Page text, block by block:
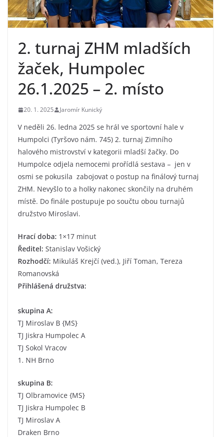
2. turnaj ZHM mladších
žaček, Humpolec
26.1.2025 – 2. místo
20. 1. 2025 Jaromír Kunický
V neděli 26. ledna 2025 se hrál ve sportovní hale v
Humpolci (Tyršovo nám. 745) 2. turnaj Zimního
halového mistrovství v kategorii mladší žačky. Do
Humpolce odjela nemocemi prořídlá sestava – jen v
osmi se pokusila zabojovat o postup na finálový turnaj
ZHM. Nevyšlo to a holky nakonec skončily na druhém
místě. Do finále postupuje po součtu obou turnajů
družstvo Miroslavi.
Hrací doba: 1×17 minut
Ředitel: Stanislav Vošický
Rozhodčí: Mikuláš Krejčí (ved.), Jiří Toman, Tereza
Romanovská
Přihlášená družstva:
skupina A:
TJ Miroslav B {MS}
TJ Jiskra Humpolec A
TJ Sokol Vracov
1. NH Brno
skupina B:
TJ Olbramovice {MS}
TJ Jiskra Humpolec B
TJ Miroslav A
Draken Brno